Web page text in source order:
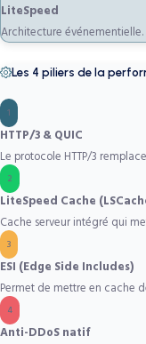
LiteSpeed
Architecture
Les 4 piliers de la
1
HTTP/3 & QUIC
Le protocole HTTP/3
2
LiteSpeed Cache
Cache serveur intégré qui
3
ESI (Edge Side Includes)
Permet de mettre en cache
4
Anti-DDoS natif